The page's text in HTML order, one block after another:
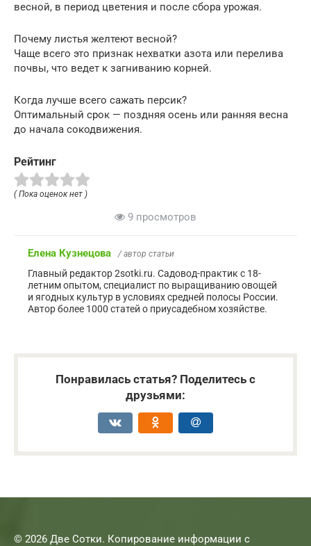
весной, в период цветения и после сбора урожая.
Почему листья желтеют весной?
Чаще всего это признак нехватки азота или перелива
почвы, что ведет к загниванию корней.
Когда лучше всего сажать персик?
Оптимальный срок — поздняя осень или ранняя весна
до начала сокодвижения.
Рейтинг
( Пока оценок нет )
9 просмотров
Елена Кузнецова / автор статьи
Главный редактор 2sotki.ru. Садовод-практик с 18-
летним опытом, специалист по выращиванию овощей
и ягодных культур в условиях средней полосы России.
Автор более 1000 статей о приусадебном хозяйстве.
Понравилась статья? Поделитесь с
друзьями:
© 2026 Две Сотки. Копирование информации с